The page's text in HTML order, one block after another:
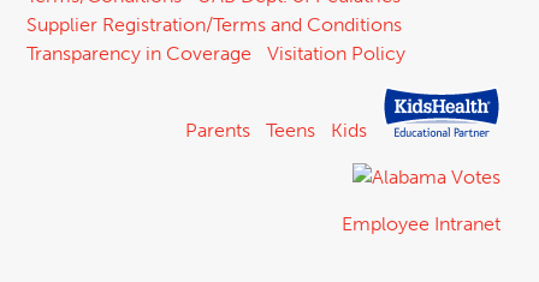
Supplier Registration/Terms and Conditions
Transparency in Coverage
Visitation Policy
Parents Teens Kids
Employee Intranet